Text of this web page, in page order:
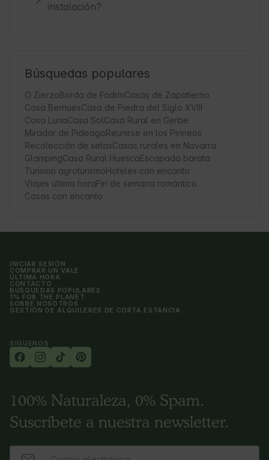
instalación?
Búsquedas populares
O ZierzoBorda de FadrínCasas de Zapatierno
Casa BernuésCasa de Piedra del Siglo XVIII
Casa LunaCasa SolCasa Rural en Gerbe
Mirador de PideagoReunirse en los Pirineos
Recolección de setasCasas rurales en Navarra
GlampingCasa Rural HuescaEscapada barata
Turismo agroturismoHoteles con encanto
Viajes última horaFin de semana romántico
Casas con encanto
INICIAR SESIÓN
COMPRAR UN VALE
ÚLTIMA HORA
CONTACTO
BÚSQUEDAS POPULARES
1% FOR THE PLANET
SOBRE NOSOTROS
GESTIÓN DE ALQUILERES DE CORTA ESTANCIA
SÍGUENOS
100% Naturaleza, 0% Spam.
Suscríbete a nuestra newsletter.